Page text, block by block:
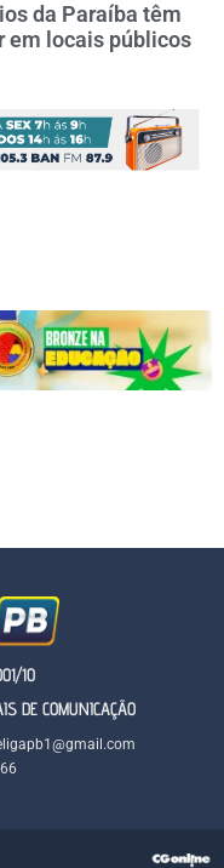
da Paraíba têm
em locais públicos
10
DE COMUNICAÇÃO